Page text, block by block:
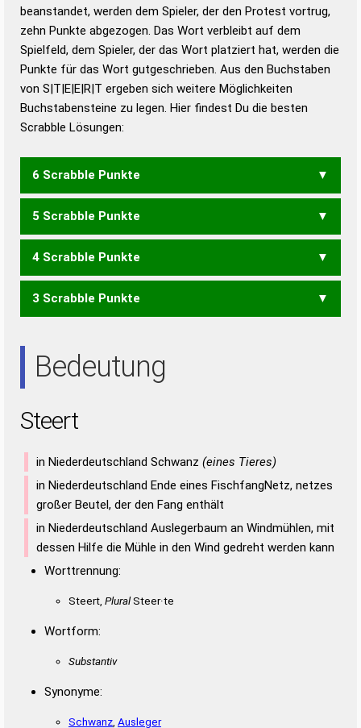
Duden – Standardwerk in 12 Bänden
Duden – Richtiges und gutes
Deutsch
Duden – Die deutsche Grammatik
Duden – Deutsches
beanstandet, werden dem Spieler, der den Protest vortrug,
zehn Punkte abgezogen. Das Wort verbleibt auf dem
Spielfeld, dem Spieler, der das Wort platziert hat, werden die
Punkte für das Wort gutgeschrieben. Aus den Buchstaben
von S|T|E|E|R|T ergeben sich weitere Möglichkeiten
Buchstabensteine zu legen. Hier findest Du die besten
Scrabble Lösungen:
6 Scrabble Punkte
ETTERS SETTER STERTE
5 Scrabble Punkte
ERSTE ESTER ETTER
STERT STETE TEERS TESTE TRETE
4 Scrabble Punkte
ERST ESTE REET REST
3 Scrabble Punkte
Bedeutung
Steert
in Niederdeutschland Schwanz (eines Tieres)
in Niederdeutschland Ende eines FischfangNetz, netzes
großer Beutel, der den Fang enthält
in Niederdeutschland Auslegerbaum an Windmühlen, mit
dessen Hilfe die Mühle in den Wind gedreht werden kann
Worttrennung:
Steert, PluralSteer·te
Wortform:
Substantiv
Synonyme:
Schwanz Ausleger